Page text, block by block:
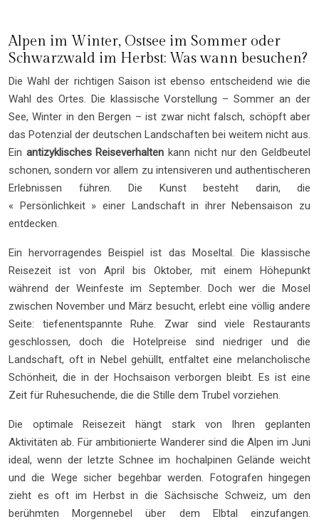
Alpen im Winter, Ostsee im Sommer oder
Schwarzwald im Herbst: Was wann besuchen?
Die Wahl der richtigen Saison ist ebenso entscheidend wie die
Wahl des Ortes. Die klassische Vorstellung – Sommer an der
See, Winter in den Bergen – ist zwar nicht falsch, schöpft aber
das Potenzial der deutschen Landschaften bei weitem nicht aus.
Ein antizyklisches Reiseverhalten kann nicht nur den Geldbeutel
schonen, sondern vor allem zu intensiveren und authentischeren
Erlebnissen führen. Die Kunst besteht darin, die
« Persönlichkeit » einer Landschaft in ihrer Nebensaison zu
entdecken.
Ein hervorragendes Beispiel ist das Moseltal. Die klassische
Reisezeit ist von April bis Oktober, mit einem Höhepunkt
während der Weinfeste im September. Doch wer die Mosel
zwischen November und März besucht, erlebt eine völlig andere
Seite: tiefenentspannte Ruhe. Zwar sind viele Restaurants
geschlossen, doch die Hotelpreise sind niedriger und die
Landschaft, oft in Nebel gehüllt, entfaltet eine melancholische
Schönheit, die in der Hochsaison verborgen bleibt. Es ist eine
Zeit für Ruhesuchende, die die Stille dem Trubel vorziehen.
Die optimale Reisezeit hängt stark von Ihren geplanten
Aktivitäten ab. Für ambitionierte Wanderer sind die Alpen im Juni
ideal, wenn der letzte Schnee im hochalpinen Gelände weicht
und die Wege sicher begehbar werden. Fotografen hingegen
zieht es oft im Herbst in die Sächsische Schweiz, um den
berühmten Morgennebel über dem Elbtal einzufangen.